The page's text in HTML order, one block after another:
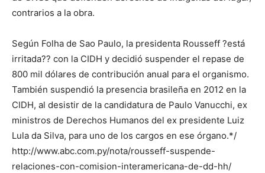
contrarios a la obra.
Según Folha de Sao Paulo, la presidenta Rousseff ?está
irritada?? con la CIDH y decidió suspender el repase de
800 mil dólares de contribución anual para el organismo.
También suspendió la presencia brasileña en 2012 en la
CIDH, al desistir de la candidatura de Paulo Vanucchi, ex
ministros de Derechos Humanos del ex presidente Luiz
Lula da Silva, para uno de los cargos en ese órgano.*/
http://www.abc.com.py/nota/rousseff-suspende-
relaciones-con-comision-interamericana-de-dd-hh/